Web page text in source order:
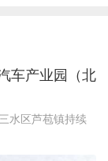
车产业园（北
水区芦苞镇持续